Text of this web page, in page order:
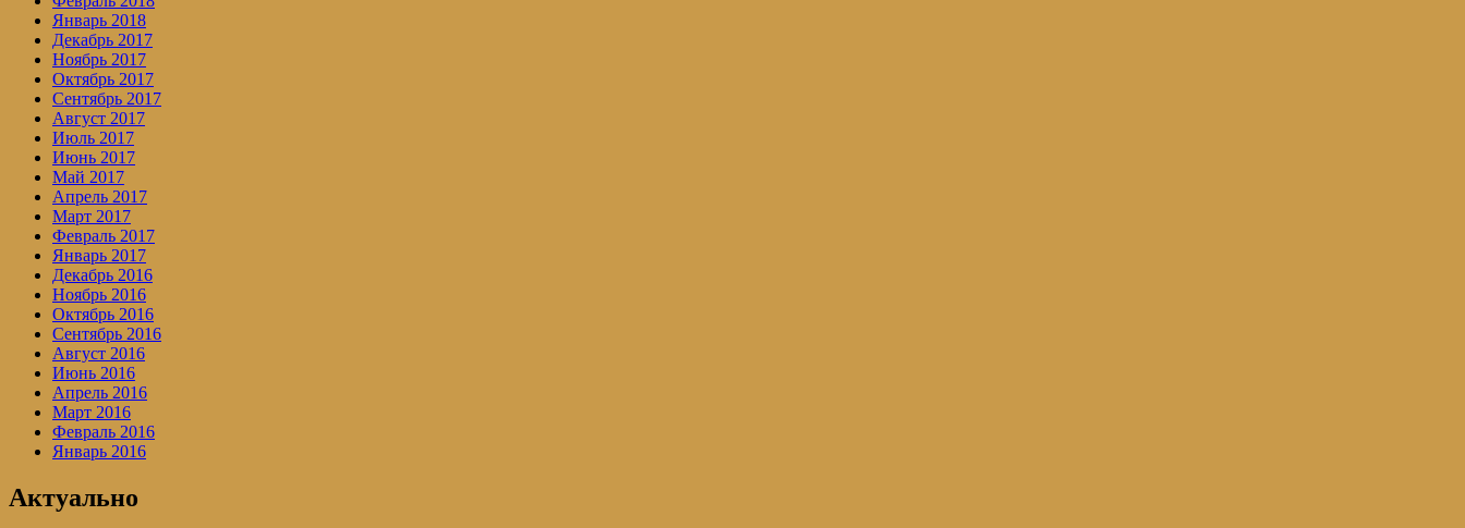
Январь 2018
Декабрь 2017
Ноябрь 2017
Октябрь 2017
Сентябрь 2017
Август 2017
Июль 2017
Июнь 2017
Май 2017
Апрель 2017
Март 2017
Февраль 2017
Январь 2017
Декабрь 2016
Ноябрь 2016
Октябрь 2016
Сентябрь 2016
Август 2016
Июнь 2016
Апрель 2016
Март 2016
Февраль 2016
Январь 2016
Актуально